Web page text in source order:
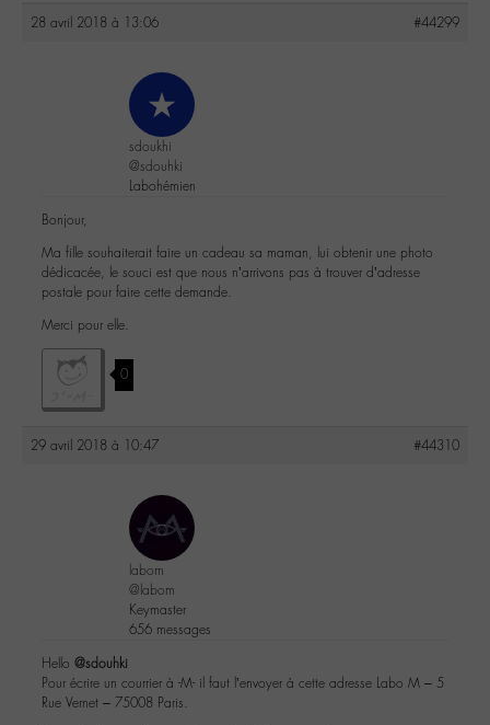
28 avril 2018 à 13:06 #44299
sdoukhi
@sdouhki
Labohémien
Bonjour,
Ma fille souhaiterait faire un cadeau sa maman, lui obtenir une photo
dédicacée, le souci est que nous n’arrivons pas à trouver d’adresse
postale pour faire cette demande.
Merci pour elle.
0
29 avril 2018 à 10:47 #44310
labom
@labom
Keymaster
656 messages
Hello @sdouhki
Pour écrire un courrier à -M- il faut l’envoyer à cette adresse Labo M – 5
Rue Vernet – 75008 Paris.